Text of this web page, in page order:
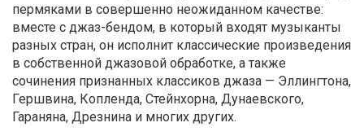
пермяками в совершенно неожиданном качестве:
вместе с джаз-бендом, в который входят музыканты
разных стран, он исполнит классические произведения
в собственной джазовой обработке, а также
сочинения признанных классиков джаза — Эллингтона,
Гершвина, Копленда, Стейнхорна, Дунаевского,
Гараняна, Дрезнина и многих других.